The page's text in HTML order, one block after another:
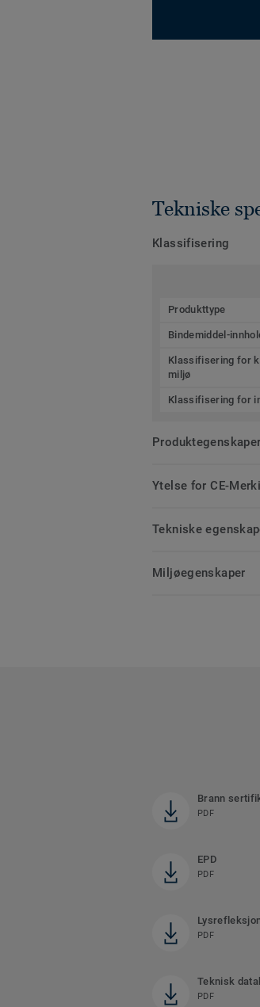
Tekniske
Klassifisering
Produkttype
Bindemiddel-
Klassifisering for
miljø
Klassifisering for
Produktegenskaper
Ytelse for CE-
Tekniske
Miljøegenskaper
Brann
PDF
EPD
PDF
PDF
Teknisk
PDF